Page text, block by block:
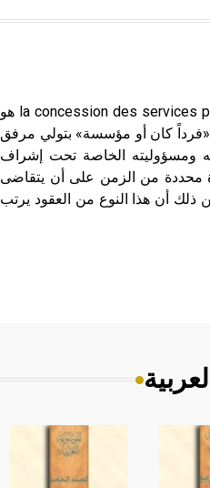
المرافق العامة (التزام ـ) عقد التزام المرافق العامة la concession des services publics هو
«فرداً كان أو مؤسسة» بتولي مرفق
ومسؤوليته الخاصة تحت إشراف
محددة من الزمن على أن يتقاضى
ذلك أن هذا النوع من العقود يرتب